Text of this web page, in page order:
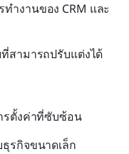
ำงานของ CRM และ
สามารถปรับแต่งได้
รตั้งค่าที่ซับซ้อน
รกิจขนาดเล็ก